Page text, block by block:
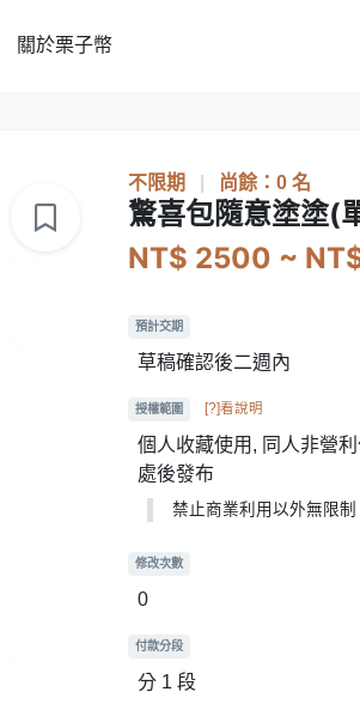
關於栗子幣
不限期 尚餘：0 名
驚喜包隨意塗塗(
NT$ 2500 ~
預計交期
草稿確認後二週內
授權範圍 [?]看說明
個人收藏使用, 同人非營
處後發布
禁止商業利用以外無限制
修改次數
0
付款分段
分 1 段